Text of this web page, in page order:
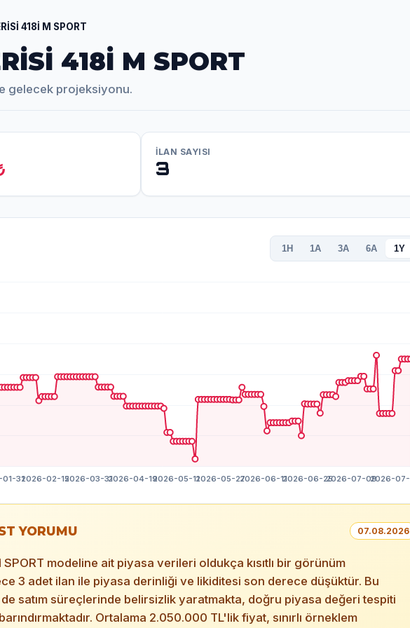
418İ M SPORT
418İ M SPORT
gelecek projeksiyonu.
İLAN SAYISI
3
1H 1A 3A 6A 1Y
YORUMU 07.08.2026
SPORT modeline ait piyasa verileri oldukça kısıtlı bir görünüm
3 adet ilan ile piyasa derinliği ve likiditesi son derece düşüktür. Bu
de satım süreçlerinde belirsizlik yaratmakta, doğru piyasa değeri tespiti
Ortalama 2.050.000 TL'lik fiyat, sınırlı örneklem